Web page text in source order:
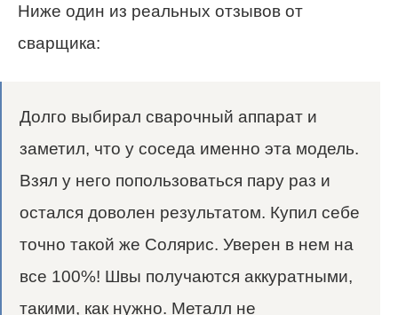
Ниже один из реальных отзывов от
сварщика:
Долго выбирал сварочный аппарат и
заметил, что у соседа именно эта модель.
Взял у него попользоваться пару раз и
остался доволен результатом. Купил себе
точно такой же Солярис. Уверен в нем на
все 100%! Швы получаются аккуратными,
такими, как нужно. Металл не